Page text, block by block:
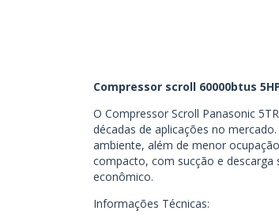
Compressor scroll 60000btus
O Compressor Scroll Panasonic
décadas de aplicações no
ambiente, além de menor
compacto, com sucção e descarga
econômico.
Informações Técnicas: